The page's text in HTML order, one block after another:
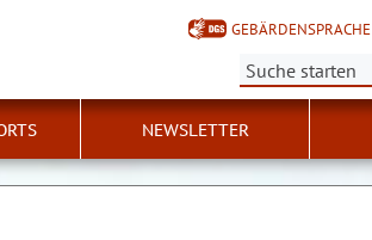
GEBÄRDENSPRACHE
Suche:
NEWSLETTER